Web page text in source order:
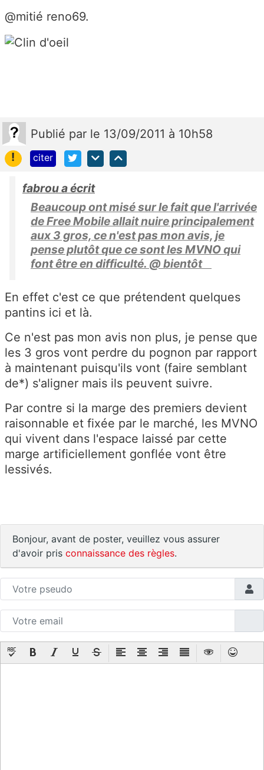
@mitié reno69.
Publié par le 13/09/2011 à 10h58
!
citer
fabrou a écrit
Beaucoup ont misé sur le fait que l'arrivée
de Free Mobile allait nuire principalement
aux 3 gros, ce n'est pas mon avis, je
pense plutôt que ce sont les MVNO qui
font être en difficulté. @ bientôt
En effet c'est ce que prétendent quelques
pantins ici et là.
Ce n'est pas mon avis non plus, je pense que
les 3 gros vont perdre du pognon par rapport
à maintenant puisqu'ils vont (faire semblant
de*) s'aligner mais ils peuvent suivre.
Par contre si la marge des premiers devient
raisonnable et fixée par le marché, les MVNO
qui vivent dans l'espace laissé par cette
marge artificiellement gonflée vont être
lessivés.
Bonjour, avant de poster, veuillez vous assurer
d'avoir pris connaissance des règles.